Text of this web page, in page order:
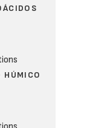
HÚMICO